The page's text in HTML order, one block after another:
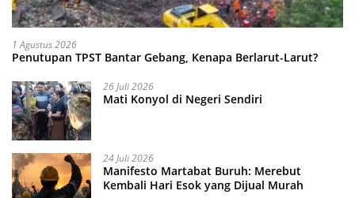
1 Agustus 2026
Penutupan TPST Bantar Gebang, Kenapa Berlarut-Larut?
26 Juli 2026
Mati Konyol di Negeri Sendiri
24 Juli 2026
Manifesto Martabat Buruh: Merebut
Kembali Hari Esok yang Dijual Murah